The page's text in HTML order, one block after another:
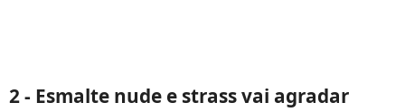
2 - Esmalte nude e strass vai agradar